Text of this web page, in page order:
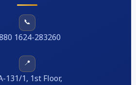
📞
1624-283260
📍
131/1, 1st Floor,